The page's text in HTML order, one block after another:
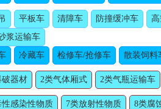
平板车 清障车 防撞缓冲车
浆运输车
冷藏车 检修车/抢修车 散装饲料
破器材 2类气体厢式 2类气瓶运输车
性感染性物质 7类放射性物质 8类腐